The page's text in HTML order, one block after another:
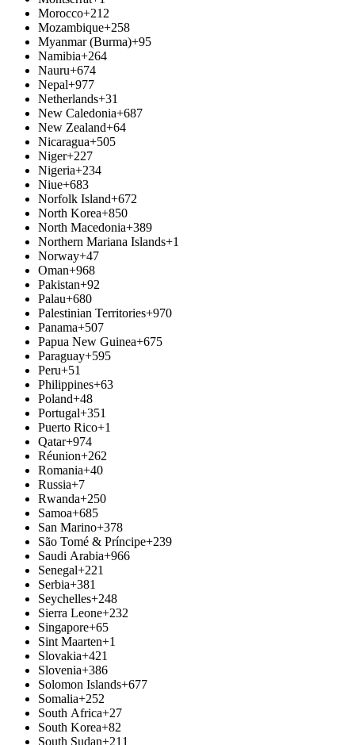
Morocco+212
Mozambique+258
Myanmar (Burma)+95
Namibia+264
Nauru+674
Nepal+977
Netherlands+31
New Caledonia+687
New Zealand+64
Nicaragua+505
Niger+227
Nigeria+234
Niue+683
Norfolk Island+672
North Korea+850
North Macedonia+389
Northern Mariana Islands+1
Norway+47
Oman+968
Pakistan+92
Palau+680
Palestinian Territories+970
Panama+507
Papua New Guinea+675
Paraguay+595
Peru+51
Philippines+63
Poland+48
Portugal+351
Puerto Rico+1
Qatar+974
Réunion+262
Romania+40
Russia+7
Rwanda+250
Samoa+685
San Marino+378
São Tomé & Príncipe+239
Saudi Arabia+966
Senegal+221
Serbia+381
Seychelles+248
Sierra Leone+232
Singapore+65
Sint Maarten+1
Slovakia+421
Slovenia+386
Solomon Islands+677
Somalia+252
South Africa+27
South Korea+82
South Sudan+211